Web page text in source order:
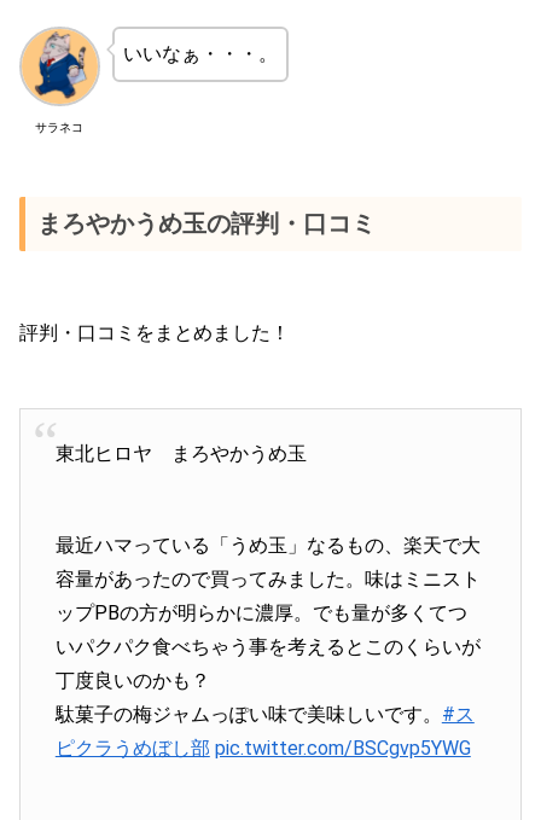
サラネコ
いいなぁ・・・。
まろやかうめ玉の評判・口コミ
評判・口コミをまとめました！
東北ヒロヤ まろやかうめ玉
最近ハマっている「うめ玉」なるもの、楽天で大
容量があったので買ってみました。味はミニスト
ップPBの方が明らかに濃厚。でも量が多くてつ
いパクパク食べちゃう事を考えるとこのくらいが
丁度良いのかも？
駄菓子の梅ジャムっぽい味で美味しいです。 #ス
ピクラうめぼし部 pic.twitter.com/BSCgvp5YWG